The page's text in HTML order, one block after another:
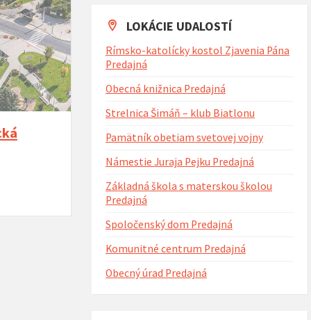
dni
LOKÁCIE UDALOSTÍ
Rímsko-katolícky kostol Zjavenia Pána
Predajná
Obecná knižnica Predajná
Strelnica Šimáň – klub Biatlonu
Pamätník obetiam svetovej vojny
Námestie Juraja Pejku Predajná
Základná škola s materskou školou
Predajná
Spoločenský dom Predajná
Komunitné centrum Predajná
Obecný úrad Predajná